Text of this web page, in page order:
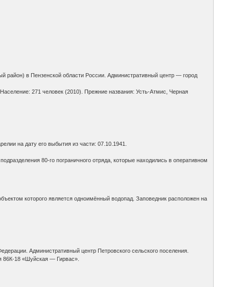
район) в Пензенской области России. Административный центр — город
271 человек (2010). Прежние названия: Усть-Атмис, Черная
на дату его выбытия из части: 07.10.1941.
80-го пограничного отряда, которые находились в оперативном
которого является одноимённый водопад. Заповедник расположен на
Административный центр Петровского сельского поселения.
86К-18 «Шуйская — Гирвас».